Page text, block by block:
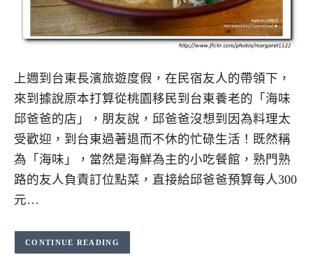
上週到台東長濱旅遊度假，在民宿友人的帶領下，
來到據說原本打算從桃園移民到台東養老的「海味
邱爸爸的店」，朋友說，邱爸爸沒想到因為料理太
受歡迎，到台東過著退而不休的忙碌生活！既然稱
為「海味」，當然是海鮮為主的小吃餐館，熟門熟
路的友人負責訂位點菜，直接給邱爸爸預算每人300
元…
CONTINUE READING